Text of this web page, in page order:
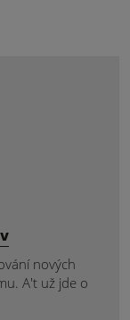
nových
A't už jde o